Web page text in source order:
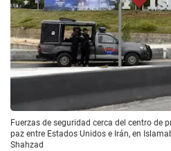
Fuerzas de seguridad cerca del centro de
paz entre Estados Unidos e Irán, en
Shahzad